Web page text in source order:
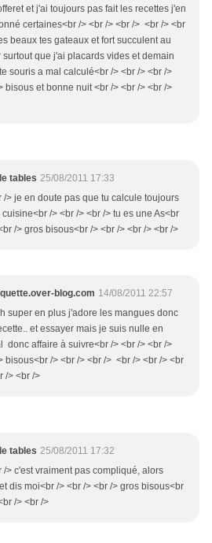
et j'ai toujours pas fait les recettes j'en
certaines<br /> <br /> <br /> <br /> <br
beaux tes gateaux et fort succulent au
que j'ai placards vides et demain
souris a mal calculé<br /> <br /> <br />
bisous et bonne nuit <br /> <br /> <br />
tables 25/08/2011 17:33
/> je en doute pas que tu calcule toujours
/> <br /> <br /> tu es une As<br
/> gros bisous<br /> <br /> <br /> <br />
blog.com 14/08/2011 22:57
super en plus j'adore les mangues donc
et essayer mais je suis nulle en
donc affaire à suivre<br /> <br /> <br />
bisous<br /> <br /> <br /> <br /> <br /> <br
/> <br />
tables 25/08/2011 17:32
/> c'est vraiment pas compliqué, alors
dis moi<br /> <br /> <br /> gros bisous<br
/> <br />